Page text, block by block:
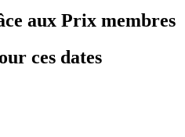
aux Prix membres
ces dates